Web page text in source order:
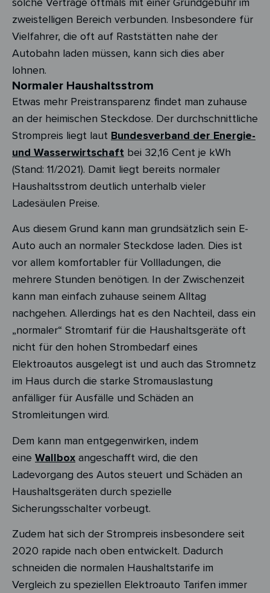
zweistelligen Bereich verbunden. Insbesondere für
Vielfahrer, die oft auf Raststätten nahe der
Autobahn laden müssen, kann sich dies aber
lohnen.
Normaler Haushaltsstrom
Etwas mehr Preistransparenz findet man zuhause
an der heimischen Steckdose. Der durchschnittliche
Strompreis liegt laut Bundesverband der Energie-
und Wasserwirtschaft bei 32,16 Cent je kWh
(Stand: 11/2021). Damit liegt bereits normaler
Haushaltsstrom deutlich unterhalb vieler
Ladesäulen Preise.
Aus diesem Grund kann man grundsätzlich sein E-
Auto auch an normaler Steckdose laden. Dies ist
vor allem komfortabler für Vollladungen, die
mehrere Stunden benötigen. In der Zwischenzeit
kann man einfach zuhause seinem Alltag
nachgehen. Allerdings hat es den Nachteil, dass ein
„normaler“ Stromtarif für die Haushaltsgeräte oft
nicht für den hohen Strombedarf eines
Elektroautos ausgelegt ist und auch das Stromnetz
im Haus durch die starke Stromauslastung
anfälliger für Ausfälle und Schäden an
Stromleitungen wird.
Dem kann man entgegenwirken, indem
eine Wallbox angeschafft wird, die den
Ladevorgang des Autos steuert und Schäden an
Haushaltsgeräten durch spezielle
Sicherungsschalter vorbeugt.
Zudem hat sich der Strompreis insbesondere seit
2020 rapide nach oben entwickelt. Dadurch
schneiden die normalen Haushaltstarife im
Vergleich zu speziellen Elektroauto Tarifen immer